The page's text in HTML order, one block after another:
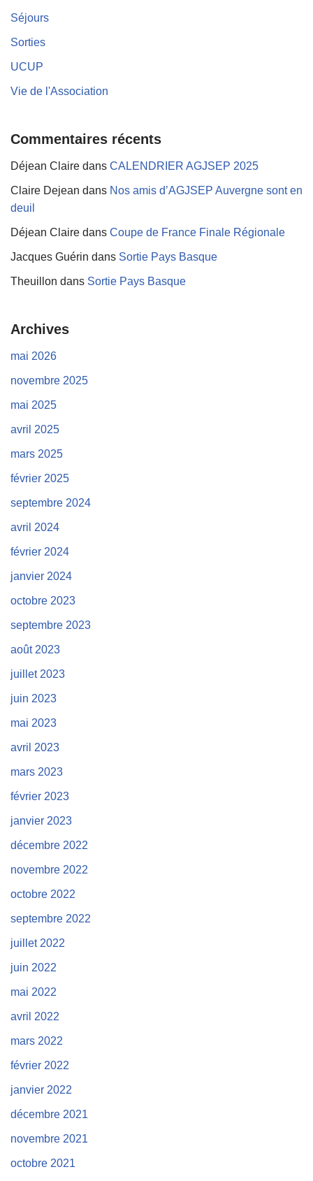
Séjours
Sorties
UCUP
Vie de l'Association
Commentaires récents
Déjean Claire dans CALENDRIER AGJSEP 2025
Claire Dejean dans Nos amis d’AGJSEP Auvergne sont en
deuil
Déjean Claire dans Coupe de France Finale Régionale
Jacques Guérin dans Sortie Pays Basque
Theuillon dans Sortie Pays Basque
Archives
mai 2026
novembre 2025
mai 2025
avril 2025
mars 2025
février 2025
septembre 2024
avril 2024
février 2024
janvier 2024
octobre 2023
septembre 2023
août 2023
juillet 2023
juin 2023
mai 2023
avril 2023
mars 2023
février 2023
janvier 2023
décembre 2022
novembre 2022
octobre 2022
septembre 2022
juillet 2022
juin 2022
mai 2022
avril 2022
mars 2022
février 2022
janvier 2022
décembre 2021
novembre 2021
octobre 2021